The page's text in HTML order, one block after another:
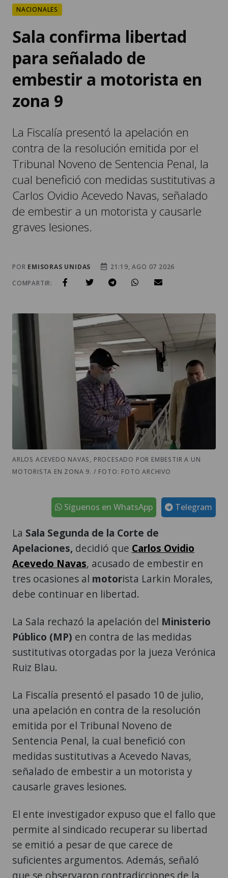
NACIONALES
Sala confirma libertad
para señalado de
embestir a motorista en
zona 9
La Fiscalía presentó la apelación en
contra de la resolución emitida por el
Tribunal Noveno de Sentencia Penal, la
cual benefició con medidas sustitutivas a
Carlos Ovidio Acevedo Navas, señalado
de embestir a un motorista y causarle
graves lesiones.
POR EMISORAS UNIDAS
21:19, AGO 07 2026
COMPARTIR:
ARLOS ACEVEDO NAVAS, PROCESADO POR EMBESTIR A UN
MOTORISTA EN ZONA 9. / FOTO: FOTO ARCHIVO
Telegram
Síguenos en WhatsApp
La Sala Segunda de la Corte de
Apelaciones, decidió que Carlos Ovidio
Acevedo Navas, acusado de embestir en
tres ocasiones al motorista Larkin Morales,
debe continuar en libertad.
La Sala rechazó la apelación del Ministerio
Público (MP) en contra de las medidas
sustitutivas otorgadas por la jueza Verónica
Ruiz Blau.
La Fiscalía presentó el pasado 10 de julio,
una apelación en contra de la resolución
emitida por el Tribunal Noveno de
Sentencia Penal, la cual benefició con
medidas sustitutivas a Acevedo Navas,
señalado de embestir a un motorista y
causarle graves lesiones.
El ente investigador expuso que el fallo que
permite al sindicado recuperar su libertad
se emitió a pesar de que carece de
suficientes argumentos. Además, señaló
que se observaron contradicciones de la